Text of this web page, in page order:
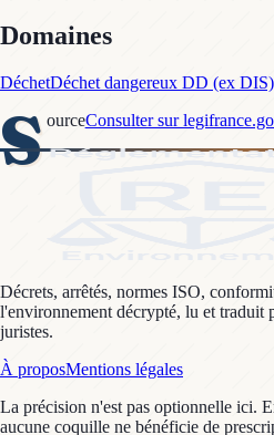
Domaines
DéchetDéchet dangereux DD (ex DIS)
S ourceConsulter sur
Décrets, arrêtés, normes ISO,
l'environnement décrypté, lu et traduit
juristes.
À proposMentions légales
La précision n'est pas optionnelle ici.
aucune coquille ne bénéficie de